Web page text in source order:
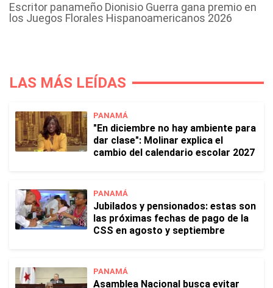
Escritor panameño Dionisio Guerra gana premio en
los Juegos Florales Hispanoamericanos 2026
LAS MÁS LEÍDAS
PANAMÁ
"En diciembre no hay ambiente para
dar clase": Molinar explica el
cambio del calendario escolar 2027
PANAMÁ
Jubilados y pensionados: estas son
las próximas fechas de pago de la
CSS en agosto y septiembre
PANAMÁ
Asamblea Nacional busca evitar